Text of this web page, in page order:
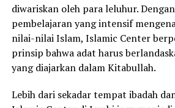
diwariskan oleh para leluhur.
pembelajaran yang intensif
nilai-nilai Islam, Islamic Center
prinsip bahwa adat harus
yang diajarkan dalam Kitabullah.
Lebih dari sekadar tempat ibadah